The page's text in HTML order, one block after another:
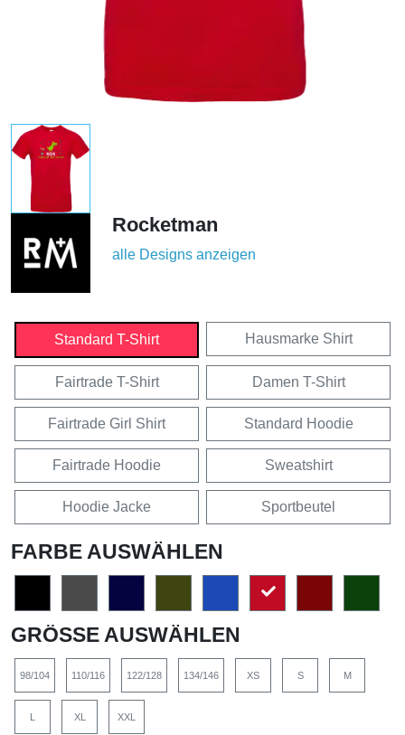
Rocketman
alle Designs anzeigen
Standard T-Shirt Hausmarke Shirt
Fairtrade T-Shirt Damen T-Shirt
Fairtrade Girl Shirt Standard Hoodie
Fairtrade Hoodie Sweatshirt
Hoodie Jacke Sportbeutel
FARBE AUSWÄHLEN
GRÖSSE AUSWÄHLEN
98/104 110/116 122/128 134/146 XS S M
L XL XXL